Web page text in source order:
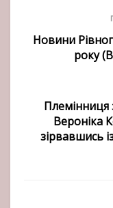
Новини
року
Племінниця
Вероніка
зірвавшись